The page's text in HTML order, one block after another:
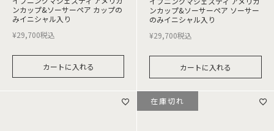
ンカップ&ソーサーペア カップの
みイニシャル入り
¥29,700税込
カートに入れる
ンカップ&ソーサーペア ソーサー
のみイニシャル入り
¥29,700税込
カートに入れる
在庫切れ